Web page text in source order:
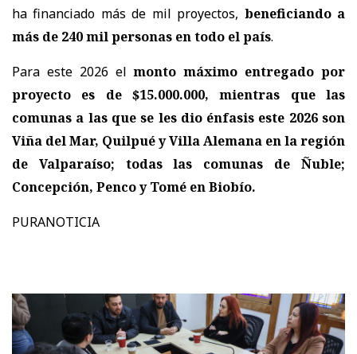
ha financiado más de mil proyectos, beneficiando a
más de 240 mil personas en todo el país.
Para este 2026 elmonto máximo entregado por
proyecto es de $15.000.000, mientras que las
comunas a las que se les dio énfasis este 2026 son
Viña del Mar, Quilpué y Villa Alemana en la región
de Valparaíso; todas las comunas de Ñuble;
Concepción, Penco y Tomé en Biobío.
PURANOTICIA